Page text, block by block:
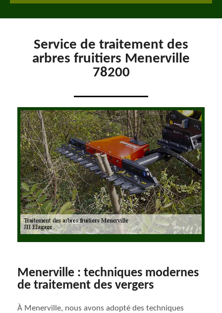
Service de traitement des
arbres fruitiers Menerville
78200
Menerville : techniques modernes
de traitement des vergers
À Menerville, nous avons adopté des techniques